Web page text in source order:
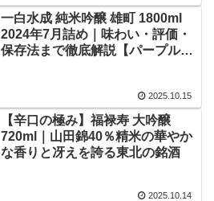
一白水成 純米吟醸 雄町 1800ml
2024年7月詰め｜味わい・評価・
保存法まで徹底解説【パープルラ
2025.10.15
【辛口の極み】福禄寿 大吟醸
720ml｜山田錦40％精米の華やか
な香りと冴えを誇る東北の銘酒
2025.10.14